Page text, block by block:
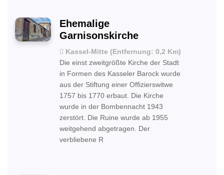
Ehemalige
Garnisonskirche
Kassel-Mitte (Entfernung: 0,2 Km)
Die einst zweitgrößte Kirche der Stadt
in Formen des Kasseler Barock wurde
aus der Stiftung einer Offizierswitwe
1757 bis 1770 erbaut. Die Kirche
wurde in der Bombennacht 1943
zerstört. Die Ruine wurde ab 1955
weitgehend abgetragen. Der
verbliebene R